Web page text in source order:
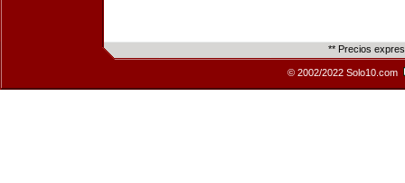
** Precios
© 2002/2022 Solo10.com